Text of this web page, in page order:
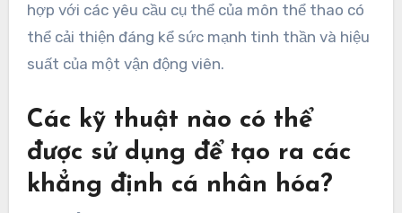
hợp với các yêu cầu cụ thể của môn thể thao có
thể cải thiện đáng kể sức mạnh tinh thần và hiệu
suất của một vận động viên.
Các kỹ thuật nào có thể
được sử dụng để tạo ra các
khẳng định cá nhân hóa?